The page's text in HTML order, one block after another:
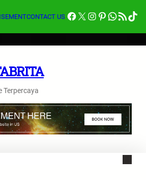
CONTACT US Facebook
X Instagram
Pinterest
Feed RSS
Terpercaya